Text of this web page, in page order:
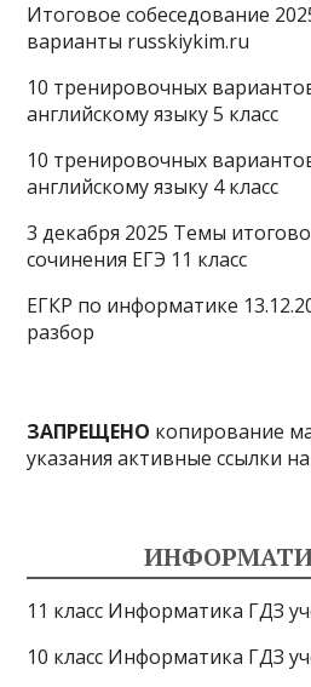
Итоговое собеседование
варианты russkiykim.ru
10 тренировочных
английскому языку 5 класс
10 тренировочных
английскому языку 4 класс
3 декабря 2025 Темы
сочинения ЕГЭ 11 класс
ЕГКР по информатике
разбор
ЗАПРЕЩЕНО копирование
указания активные ссылки
11 класс Информатика ГДЗ
10 класс Информатика ГДЗ